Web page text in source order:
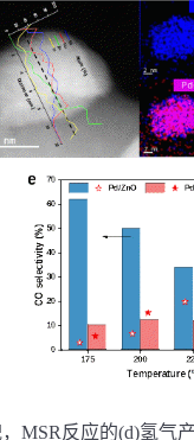
MSR 反应的(d)氢气产